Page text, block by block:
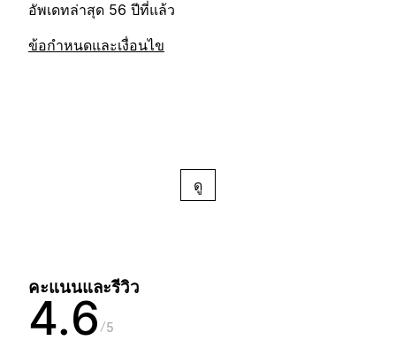
อัพเดทล่าสุด 56 ปีที่แล้ว
ข้อกำหนดและเงื่อนไข
ดู
คะแนนและรีวิว
4.6 5